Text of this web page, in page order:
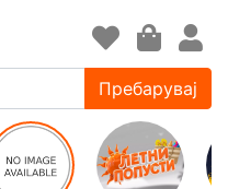
Пребарувај